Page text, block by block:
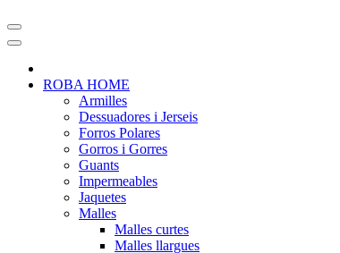
ROBA HOME
Armilles
Dessuadores i Jerseis
Forros Polares
Gorros i Gorres
Guants
Impermeables
Jaquetes
Malles
Malles curtes
Malles llargues